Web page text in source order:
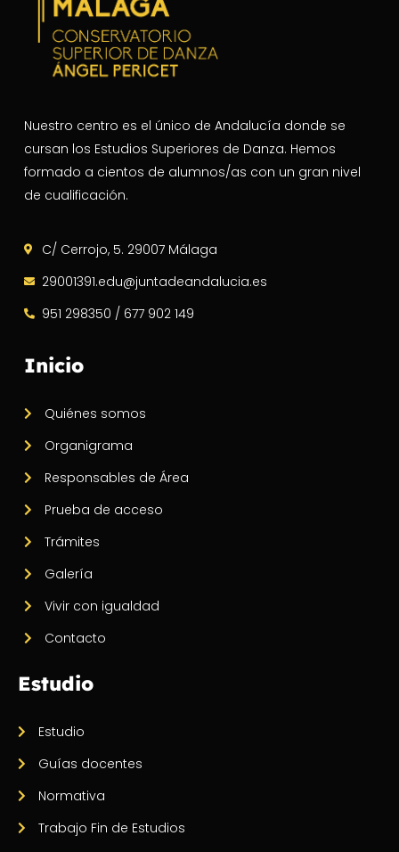
Nuestro centro es el único de Andalucía donde se
cursan los Estudios Superiores de Danza. Hemos
formado a cientos de alumnos/as con un gran nivel
de cualificación.
C/ Cerrojo, 5. 29007 Málaga
29001391.edu@juntadeandalucia.es
951 298350 / 677 902 149
Inicio
Quiénes somos
Organigrama
Responsables de Área
Prueba de acceso
Trámites
Galería
Vivir con igualdad
Contacto
Estudio
Estudio
Guías docentes
Normativa
Trabajo Fin de Estudios